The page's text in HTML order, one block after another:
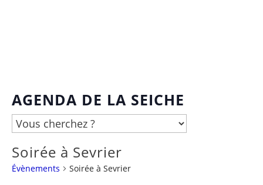
AGENDA DE LA SEICHE
Soirée à Sevrier
Évènements Soirée à Sevrier